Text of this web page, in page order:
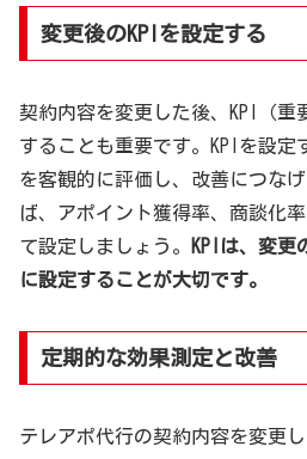
変更後のKPIを設定する
契約内容を変更した後、KPI（重
することも重要です。KPIを設定
を客観的に評価し、改善につな
ば、アポイント獲得率、商談化
て設定しましょう。
KPIは、変更
に設定することが大切です。
定期的な効果測定と改善
テレアポ代行の契約内容を変更